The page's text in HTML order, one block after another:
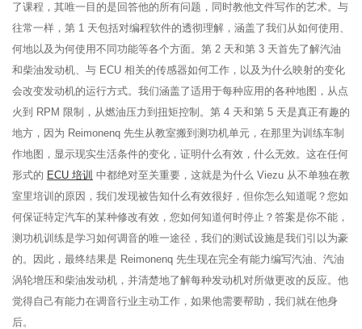
了课程，其唯一目的是回答他的所有问题，同时教他文件写作的艺术。与
往常一样，第 1 天包括对编程软件的透彻理解，涵盖了我们从如何使用、
何地以及为何使用不同功能等各个方面。第 2 天和第 3 天首先了解汽油
和柴油发动机、与 ECU 相关的传感器如何工作，以及为什么映射的变化
会改变发动机的运行方式。我们涵盖了适用于每种应用的各种地图，从点
火到 RPM 限制，从燃油压力到扭矩控制。第 4 天和第 5 天是真正有趣的
地方，因为 Reimonenq 先生从教室搬到测功机单元，在那里为训练车制
作地图，显示现实生活条件的变化，证明什么有效，什么无效。这在任何
形式的 ECU 培训 中都绝对至关重要，这就是为什么 Viezu 从不单独在教
室里培训的原因，我们发现被告知什么有效很好，但你怎么知道呢？您如
何保证特定汽车的某种修改有效，您如何知道何时停止？答案是你不能，
测功机训练是学习如何调音的唯一途径，我们的测试设施是我们引以为豪
的。因此，最终结果是 Reimonenq 先生现在完全有能力编写汽油、汽油
涡轮增压和柴油发动机，并清楚地了解每种发动机对所做更改的反应。他
觉得自己有能力在调音行业主动工作，如果他需要帮助，我们就在他身
后。